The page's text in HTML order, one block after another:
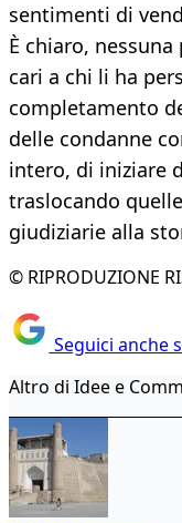
sentimenti di
È chiaro,
cari a chi li ha
completamento
delle condanne
intero, di iniziare
traslocando
giudiziarie alla
© RIPRODUZIONE
Seguici anche
Altro di Idee e